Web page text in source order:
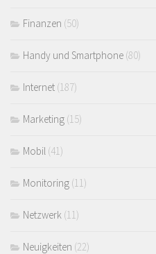
Finanzen (50)
Handy und Smartphone (80)
Internet (187)
Marketing (15)
Mobil (41)
Monitoring (11)
Netzwerk (11)
Neuigkeiten (22)